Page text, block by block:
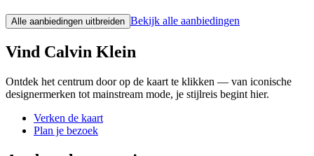
Alle aanbiedingen uitbreiden Bekijk alle aanbiedingen
Vind Calvin Klein
Ontdek het centrum door op de kaart te klikken — van iconische
designermerken tot mainstream mode, je stijlreis begint hier.
Verken de kaart
Plan je bezoek